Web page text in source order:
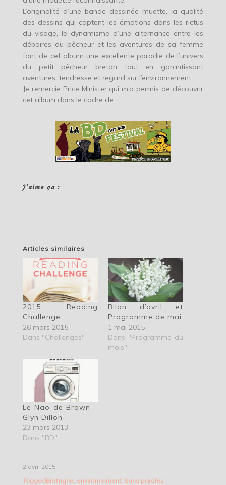
L’originalité d’une bande dessinée muette, la qualité
des dessins qui captent les émotions dans les rictus
du visage, le dynamisme d’une alternance entre les
déboires du pêcheur et les aventures de sa femme
font de cet album une excellente parodie de l’univers
du petit pêcheur breton tout en garantissant
aventures, tendresse et regard sur l’environnement.
Je remercie Price Minister qui m’a permis de découvrir
cet album dans le cadre de
J’aime ça :
Articles similaires
2015 Reading
Challenge
26 mars 2015
Dans "Challenges"
Bilan d’avril et
Programme de mai
1 mai 2015
Dans "Programme du
mois"
Le Nao de Brown –
Glyn Dillon
23 mars 2013
Dans "BD"
2 avril 2015
TaggedBretagne, environnement, Sans paroles